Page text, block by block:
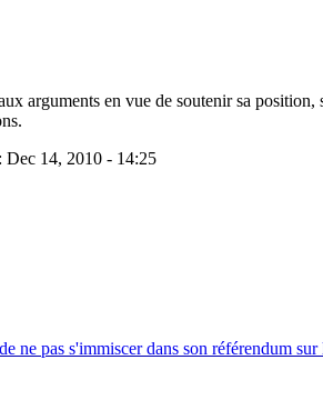
arguments en vue de soutenir sa
Dec 14, 2010 - 14:25
ne pas s'immiscer dans son référendum